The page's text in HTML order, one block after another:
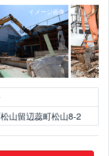
山留辺蕊町松山8-2